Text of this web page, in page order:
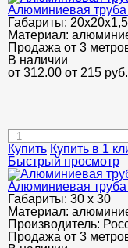
Алюминиевая труба
Габариты: 20х20х1,5
Материал:
Продажа от 3
В наличии
от 312.00 от 215 руб.
Купить Купить в 1
Быстрый просмотр
Алюминиевая труба
Габариты: 30 х 30
Материал:
Производитель:
Продажа от 3